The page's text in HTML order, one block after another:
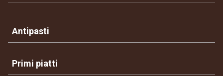
Antipasti
Primi piatti